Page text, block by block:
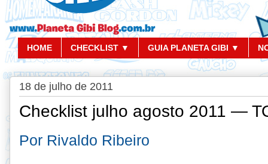
HOME CHECKLIST ▼ GUIA PLANETA GIBI ▼
18 de julho de 2011
Checklist julho agosto 2011 —
Por Rivaldo Ribeiro